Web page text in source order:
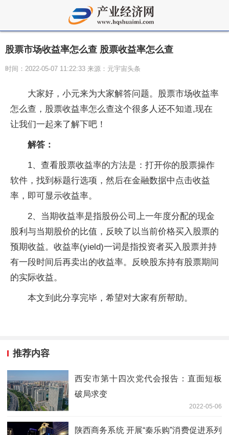
股票市场收益率怎么查 股票收益率怎么查
时间：2022-05-07 11:22:33 来源：元宇宙头条
大家好，小元来为大家解答问题。股票市场收益率
怎么查，股票收益率怎么查这个很多人还不知道,现在
让我们一起来了解下吧！
解答：
1、查看股票收益率的方法是：打开你的股票操作
软件，找到标题行选项，然后在金融数据中点击收益
率，即可显示收益率。
2、当期收益率是指股份公司上一年度分配的现金
股利与当期股价的比值，反映了以当前价格买入股票的
预期收益。收益率(yield)一词是指投资者买入股票并持
有一段时间后再卖出的收益率。反映股东持有股票期间
的实际收益。
本文到此分享完毕，希望对大家有所帮助。
推荐内容
西安市第十四次党代会报告：直面短板
破局求变
2022-05-06
陕西商务系统 开展“秦乐购”消费促进系列